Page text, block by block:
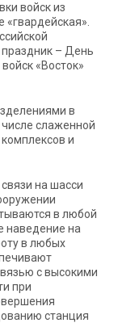
войск из
– День
«Восток»
в
слаженной
и
на шасси
в любой
наведение на
в любых
с высокими
при
станция